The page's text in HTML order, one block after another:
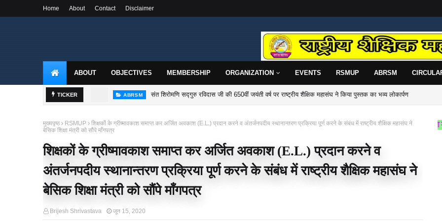
Home About Contact Disclaimer
ABOUT OBJECTIVES MEMBERSHIP ORGANIZATION EVENTS RSMUP ABRSM
TICKER MEETING राष्ट्रीय शैक्षिक महासंघ उ०प्र० की प्रदेश कार्यसमिति एवं साधारण सभा बैठक सम्पन्न
मुख्यपृष्ठ RSMUP
शिक्षकों के ग्रीष्मावकाश समाप्त कर अर्जित अवकाश (E.L.) प्रदान करने व अंतर्जनपदीय स्थानान्तरण प्रक्रिया पूर्ण करने के संबंध में राष्ट्रीय शैक्षिक महासंघ ने
बेसिक शिक्षा मंत्री को सौंपे माँगपत्र
शिक्षकों के ग्रीष्मावकाश समाप्त कर अर्जित अवकाश (E.L.) प्रदान करने व
अंतर्जनपदीय स्थानान्तरण प्रक्रिया पूर्ण करने के संबंध में राष्ट्रीय शैक्षिक महासंघ ने
बेसिक शिक्षा मंत्री को सौंपे माँगपत्र
Brijesh Shrivastava जून 15, 2020
राष्ट्रीय शैक्षिक महासंघ उत्तर प्रदेश की